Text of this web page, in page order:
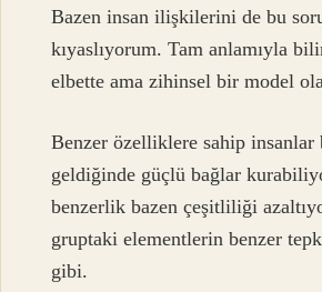
Bazen insan ilişkilerini de bu
kıyaslıyorum. Tam anlamıyla
elbette ama zihinsel bir model
Benzer özelliklere sahip insanlar
geldiğinde güçlü bağlar
benzerlik bazen çeşitliliği
gruptaki elementlerin benzer
gibi.